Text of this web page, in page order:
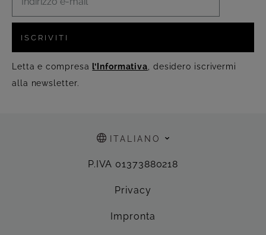
ISCRIVITI
Letta e compresa l’Informativa , desidero iscrivermi
alla newsletter.
ITALIANO
P.IVA 01373880218
Privacy
Impronta